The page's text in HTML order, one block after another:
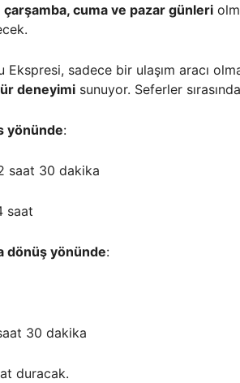
cuma ve pazar günleri
Ekspresi, sadece bir ulaşım aracı
deneyimi sunuyor. Seferler
yönünde:
saat 30 dakika
saat
dönüş yönünde:
30 dakika
duracak.